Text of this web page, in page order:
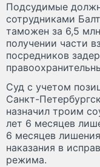
Подсудимые
сотрудниками
таможен за 6,5
получении части
посредников
Суд с учетом
Санкт-
назначил троим
лет 6 месяцев
6 месяцев
наказания в
режима.